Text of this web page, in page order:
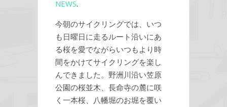
NEWS.
今朝のサイクリングでは、いつ
も日曜日に走るルート沿いにあ
る桜を愛でながらいつもより時
間をかけてサイクリングを楽し
んできました。野洲川沿い笠原
公園の桜並木、長命寺の麓に咲
く一本桜、八幡堀のお堀を覆い